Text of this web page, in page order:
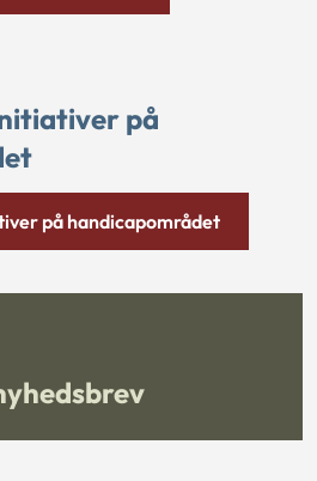
på
på handicapområdet